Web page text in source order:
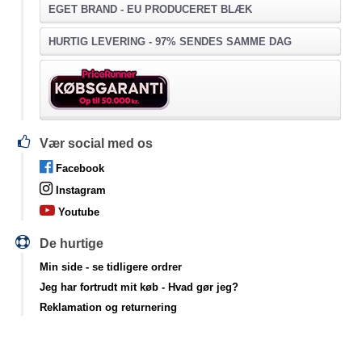
EGET BRAND - EU PRODUCERET BLÆK
HURTIG LEVERING - 97% SENDES SAMME DAG
Vær social med os
Facebook
Instagram
Youtube
De hurtige
Min side - se tidligere ordrer
Jeg har fortrudt mit køb - Hvad gør jeg?
Reklamation og returnering